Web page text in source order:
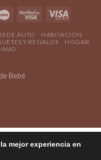
DE AUTO
HABITACIÓN
Y REGALOS
HOGAR
Bebé
mejor experiencia en